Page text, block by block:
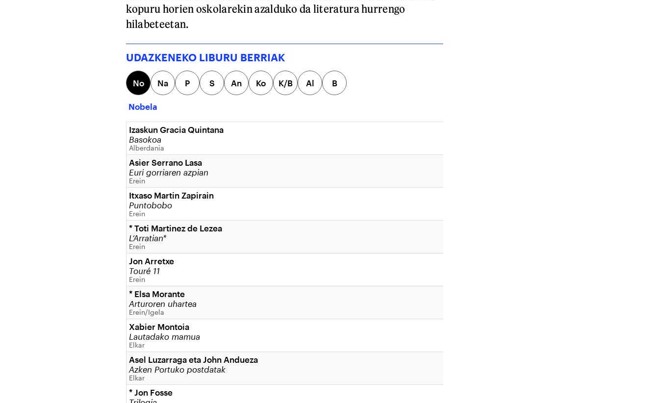
kopuru horien oskolarekin azalduko da literatura hurrengo
hilabeteetan.